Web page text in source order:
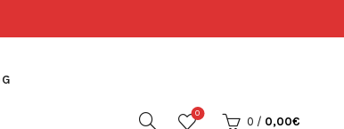
0
0 / 0,00€